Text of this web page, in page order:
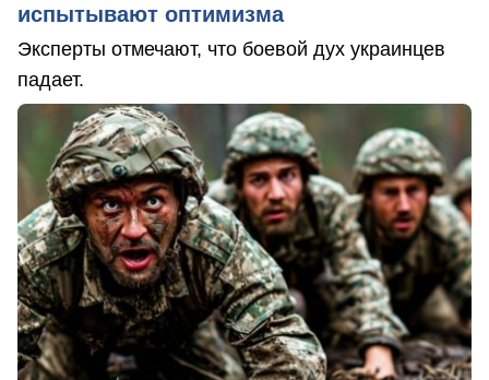
испытывают оптимизма
Эксперты отмечают, что боевой дух украинцев
падает.